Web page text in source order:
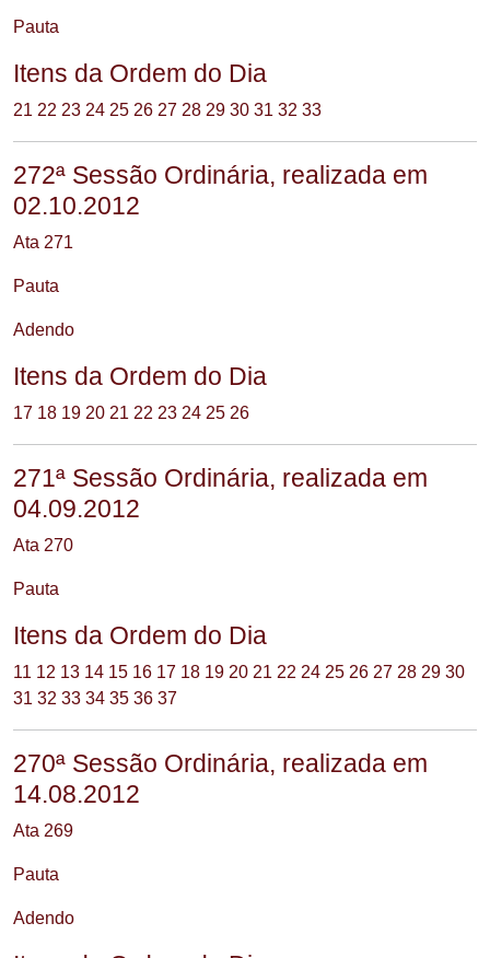
Pauta
Itens da Ordem do Dia
21 22 23 24 25 26 27 28 29 30 31 32 33
272ª Sessão Ordinária, realizada em
02.10.2012
Ata 271
Pauta
Adendo
Itens da Ordem do Dia
17 18 19 20 21 22 23 24 25 26
271ª Sessão Ordinária, realizada em
04.09.2012
Ata 270
Pauta
Itens da Ordem do Dia
11 12 13 14 15 16 17 18 19 20 21 22 24 25 26 27 28 29 30
31 32 33 34 35 36 37
270ª Sessão Ordinária, realizada em
14.08.2012
Ata 269
Pauta
Adendo